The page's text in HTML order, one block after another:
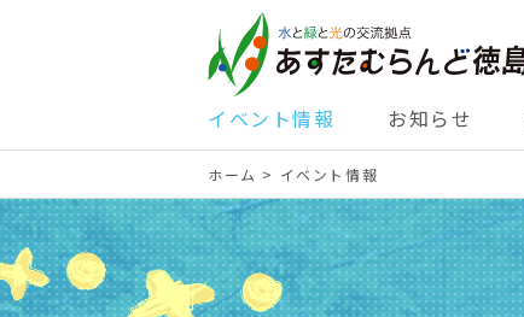
イベント情報 お知らせ
ホーム > イベント情報